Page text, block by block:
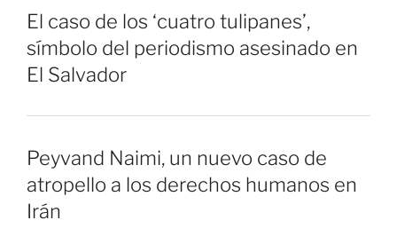
El caso de los ‘cuatro tulipanes’,
símbolo del periodismo asesinado en
El Salvador
Peyvand Naimi, un nuevo caso de
atropello a los derechos humanos en
Irán